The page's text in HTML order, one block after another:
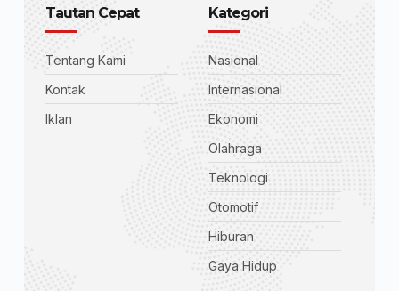
Tautan Cepat
Tentang Kami
Kontak
Iklan
Kategori
Nasional
Internasional
Ekonomi
Olahraga
Teknologi
Otomotif
Hiburan
Gaya Hidup